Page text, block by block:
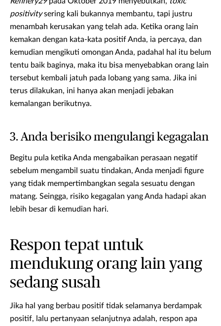
positivitysering kali bukannya membantu, tapi justru
menambah kerusakan yang telah ada. Ketika orang lain
kemakan dengan kata-kata positif Anda, ia percaya, dan
kemudian mengikuti omongan Anda, padahal hal itu belum
tentu baik baginya, maka itu bisa menyebabkan orang lain
tersebut kembali jatuh pada lobang yang sama. Jika ini
terus dilakukan, ini hanya akan menjadi jebakan
kemalangan berikutnya.
3. Anda berisiko mengulangi kegagalan
Begitu pula ketika Anda mengabaikan perasaan negatif
sebelum mengambil suatu tindakan, Anda menjadi figure
yang tidak mempertimbangkan segala sesuatu dengan
matang. Seingga, risiko kegagalan yang Anda hadapi akan
lebih besar di kemudian hari.
Respon tepat untuk
mendukung orang lain yang
sedang susah
Jika hal yang berbau positif tidak selamanya berdampak
positif, lalu pertanyaan selanjutnya adalah, respon apa